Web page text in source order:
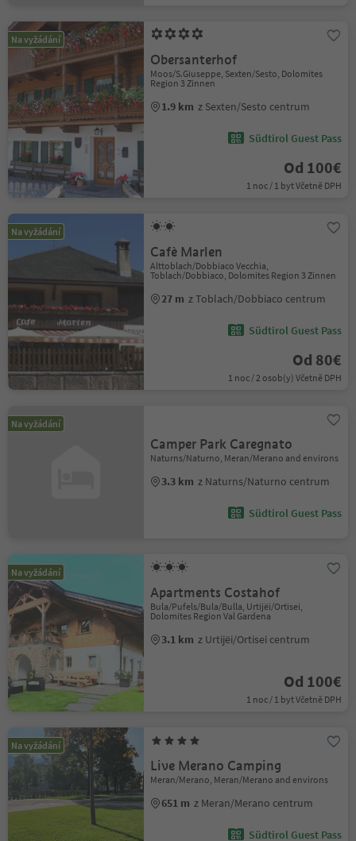
Na vyžádání
Obersanterhof
Moos/S.Giuseppe, Sexten/Sesto, Dolomites
Region 3 Zinnen
1.9 km z Sexten/Sesto centrum
Südtirol Guest Pass
Od 100€
1 noc / 1 byt Včetně DPH
Na vyžádání
Cafè Marlen
Alttoblach/Dobbiaco Vecchia,
Toblach/Dobbiaco, Dolomites Region 3 Zinnen
27 m z Toblach/Dobbiaco centrum
Südtirol Guest Pass
Od 80€
1 noc / 2 osob(y) Včetně DPH
Na vyžádání
Camper Park Caregnato
Naturns/Naturno, Meran/Merano and environs
3.3 km z Naturns/Naturno centrum
Südtirol Guest Pass
Na vyžádání
Apartments Costahof
Bula/Pufels/Bula/Bulla, Urtijëi/Ortisei,
Dolomites Region Val Gardena
3.1 km z Urtijëi/Ortisei centrum
Od 100€
1 noc / 1 byt Včetně DPH
Na vyžádání
Live Merano Camping
Meran/Merano, Meran/Merano and environs
651 m z Meran/Merano centrum
Südtirol Guest Pass